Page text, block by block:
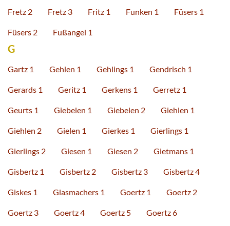
Fretz 2 Fretz 3 Fritz 1 Funken 1 Füsers 1
Füsers 2 Fußangel 1
G
Gartz 1 Gehlen 1 Gehlings 1 Gendrisch 1
Gerards 1 Geritz 1 Gerkens 1 Gerretz 1
Geurts 1 Giebelen 1 Giebelen 2 Giehlen 1
Giehlen 2 Gielen 1 Gierkes 1 Gierlings 1
Gierlings 2 Giesen 1 Giesen 2 Gietmans 1
Gisbertz 1 Gisbertz 2 Gisbertz 3 Gisbertz 4
Giskes 1 Glasmachers 1 Goertz 1 Goertz 2
Goertz 3 Goertz 4 Goertz 5 Goertz 6